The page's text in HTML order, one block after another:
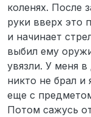
коленях. После
руки вверх это
и начинает
выбил ему
увязли. У меня
никто не брал и
еще с
Потом сажусь